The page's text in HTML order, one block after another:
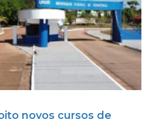
novos cursos de